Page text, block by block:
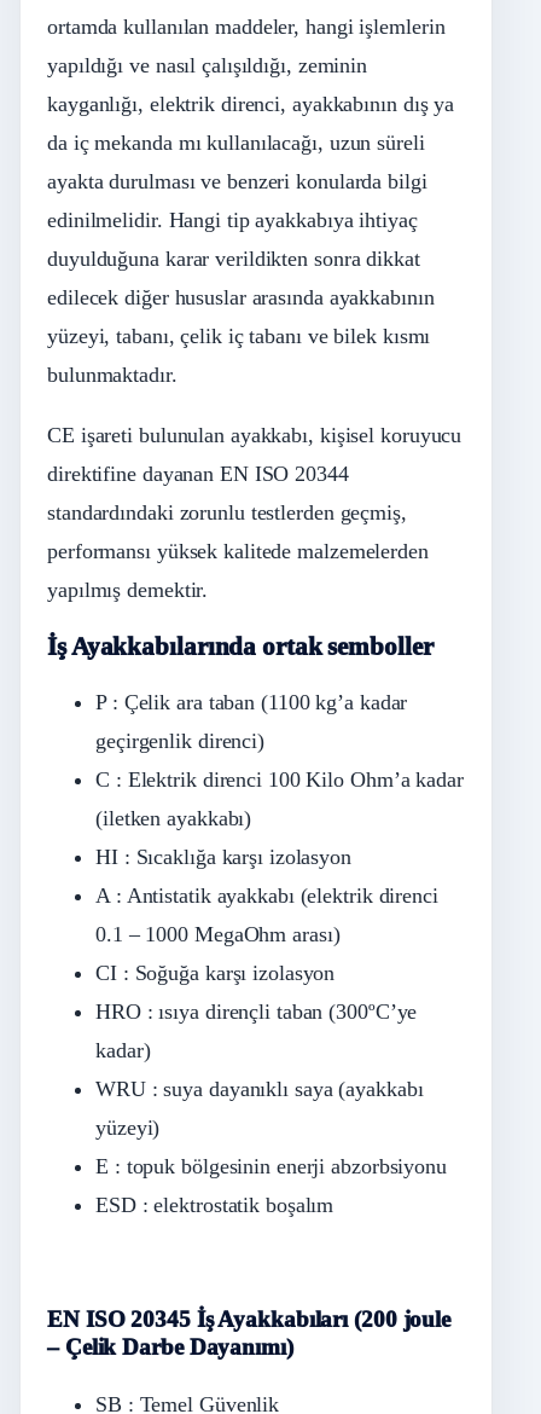
ortamda kullanılan maddeler, hangi işlemlerin
yapıldığı ve nasıl çalışıldığı, zeminin
kayganlığı, elektrik direnci, ayakkabının dış ya
da iç mekanda mı kullanılacağı, uzun süreli
ayakta durulması ve benzeri konularda bilgi
edinilmelidir. Hangi tip ayakkabıya ihtiyaç
duyulduğuna karar verildikten sonra dikkat
edilecek diğer hususlar arasında ayakkabının
yüzeyi, tabanı, çelik iç tabanı ve bilek kısmı
bulunmaktadır.
CE işareti bulunulan ayakkabı, kişisel koruyucu
direktifine dayanan EN ISO 20344
standardındaki zorunlu testlerden geçmiş,
performansı yüksek kalitede malzemelerden
yapılmış demektir.
İş Ayakkabılarında ortak semboller
P : Çelik ara taban (1100 kg’a kadar
geçirgenlik direnci)
C : Elektrik direnci 100 Kilo Ohm’a kadar
(iletken ayakkabı)
HI : Sıcaklığa karşı izolasyon
A : Antistatik ayakkabı (elektrik direnci
0.1 – 1000 MegaOhm arası)
CI : Soğuğa karşı izolasyon
HRO : ısıya dirençli taban (300ºC’ye
kadar)
WRU : suya dayanıklı saya (ayakkabı
yüzeyi)
E : topuk bölgesinin enerji abzorbsiyonu
ESD : elektrostatik boşalım
EN ISO 20345 İş Ayakkabıları (200 joule
– Çelik Darbe Dayanımı)
SB : Temel Güvenlik